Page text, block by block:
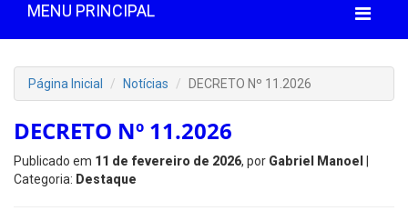
MENU PRINCIPAL
Página Inicial Notícias DECRETO Nº 11.2026
DECRETO Nº 11.2026
Publicado em 11 de fevereiro de 2026, por Gabriel Manoel
Categoria: Destaque